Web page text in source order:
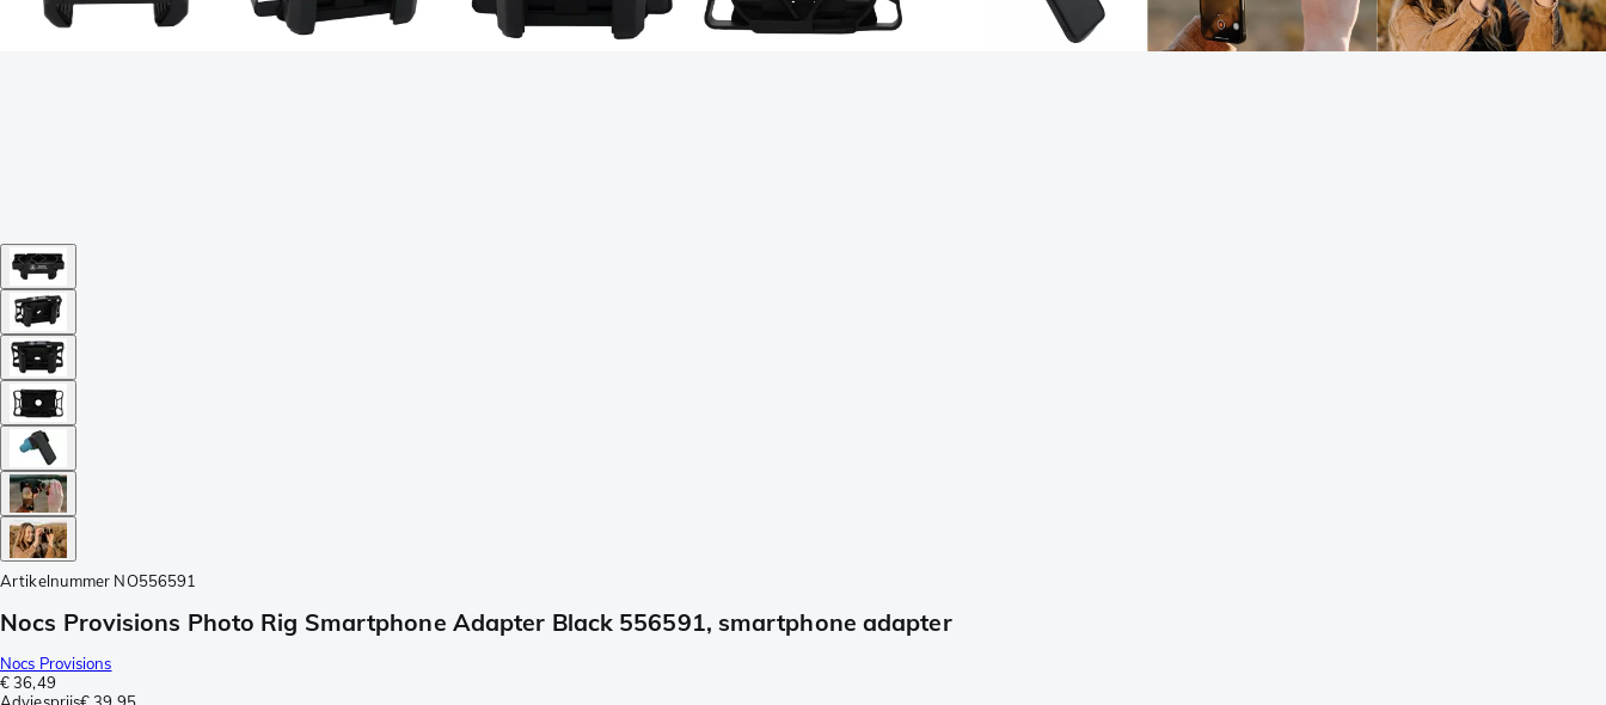
Artikelnummer NO556591
Nocs Provisions Photo Rig Smartphone Adapter Black 556591, smartphone adapter
Nocs Provisions
€ 36,49